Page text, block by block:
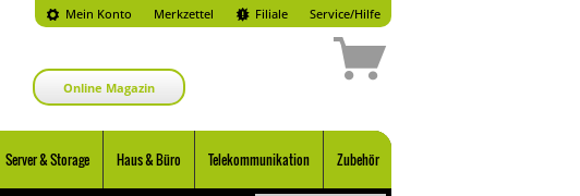
Mein Konto Merkzettel Filiale Service/Hilfe
Online Magazin
Server & Storage Haus & Büro Telekommunikation Zubehör